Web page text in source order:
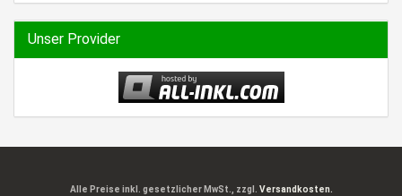
Unser Provider
Alle Preise inkl. gesetzlicher MwSt., zzgl. Versandkosten.